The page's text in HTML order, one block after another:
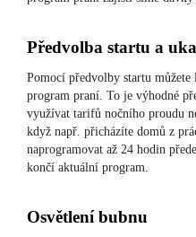
Předvolba startu a
Pomocí předvolby startu
program praní. To je výhodné
využívat tarifů nočního proudu
když např. přicházíte domů z
naprogramovat až 24 hodin
končí aktuální program.
Osvětlení bubnu